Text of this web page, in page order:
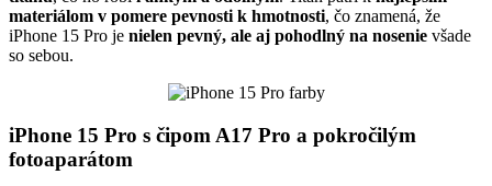
materiálom v pomere pevnosti k hmotnosti, čo znamená, že
iPhone 15 Pro je nielen pevný, ale aj pohodlný na nosenie všade
so sebou.
iPhone 15 Pro s čipom A17 Pro a pokročilým
fotoaparátom